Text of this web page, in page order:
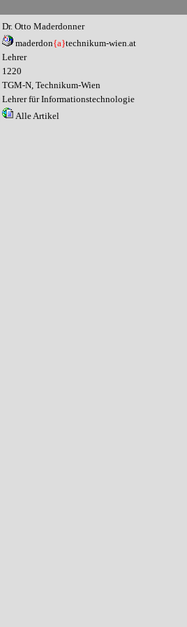
Dr. Otto Maderdonner
maderdon{a}technikum-wien.at
Lehrer
1220
TGM-N, Technikum-Wien
Lehrer für Informationstechnologie
Alle Artikel